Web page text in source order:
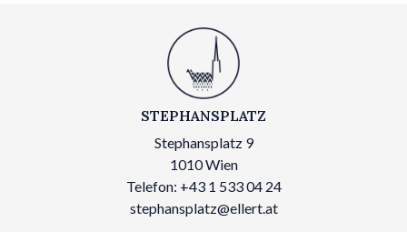
STEPHANSPLATZ
Stephansplatz 9
1010 Wien
Telefon: +43 1 533 04 24
stephansplatz@ellert.at